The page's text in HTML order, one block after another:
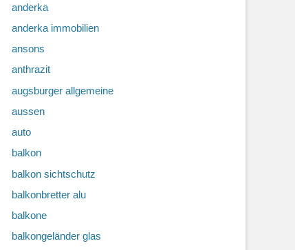
anderka
anderka immobilien
ansons
anthrazit
augsburger allgemeine
aussen
auto
balkon
balkon sichtschutz
balkonbretter alu
balkone
balkongeländer glas